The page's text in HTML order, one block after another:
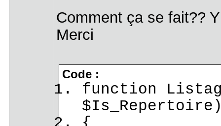
Comment ça se fait??
Merci
Code :
function